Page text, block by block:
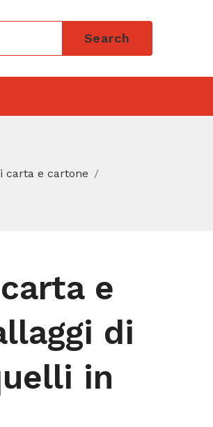
Search
carta e cartone
e
di
in